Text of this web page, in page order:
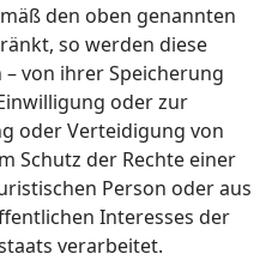
den oben genannten
so werden diese
von ihrer Speicherung
oder zur
oder Verteidigung von
Schutz der Rechte einer
Person oder aus
Interesses der
verarbeitet.